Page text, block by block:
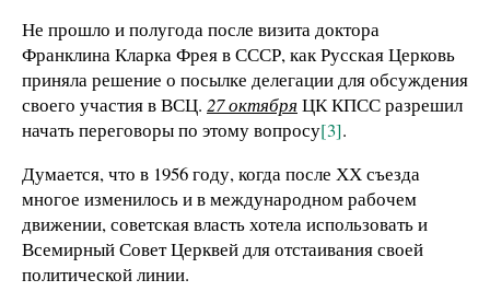
Не прошло и полугода после визита доктора
Франклина Кларка Фрея в СССР, как Русская Церковь
приняла решение о посылке делегации для обсуждения
своего участия в ВСЦ. 27 октября ЦК КПСС разрешил
начать переговоры по этому вопросу[3].
Думается, что в 1956 году, когда после ХХ съезда
многое изменилось и в международном рабочем
движении, советская власть хотела использовать и
Всемирный Совет Церквей для отстаивания своей
политической линии.